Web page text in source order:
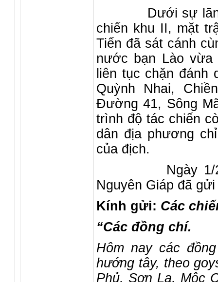
Dưới sự lãnh
chiến khu II, mặt
Tiến đã sát cánh
nước bạn Lào vừa
liên tục chặn đánh
Quỳnh Nhai,
Đường 41, Sông
trình độ tác chiến
dân địa phương
của địch.
Ngày 1/2/
Nguyên Giáp đã
Kính gửi: Các
“Các đồng chí.
Hôm nay các
hướng tây, theo
Phủ, Sơn La, Mộc